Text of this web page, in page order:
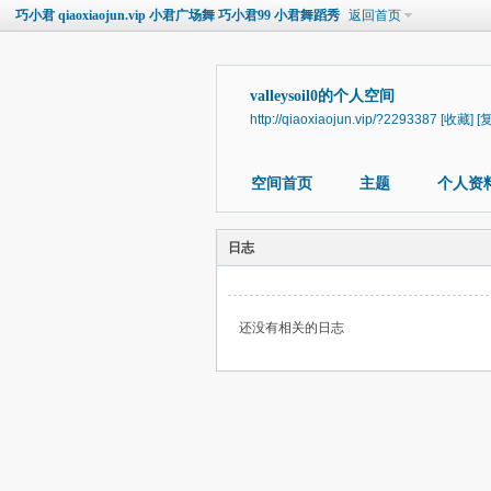
巧小君 qiaoxiaojun.vip 小君广场舞 巧小君99 小君舞蹈秀 返回首页
valleysoil0的个人空间
http://qiaoxiaojun.vip/?2293387 [收藏] [
空间首页 主题 个人资
日志
还没有相关的日志